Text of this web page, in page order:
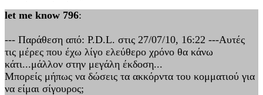
let me know 796:
--- Παράθεση από: P.D.L. στις 27/07/10, 16:22 ---Αυτές
τις μέρες που έχω λίγο ελεύθερο χρόνο θα κάνω
κάτι...μάλλον στην μεγάλη έκδοση...
Μπορείς μήπως να δώσεις τα ακκόρντα του κομματιού για
να είμαι σίγουρος;